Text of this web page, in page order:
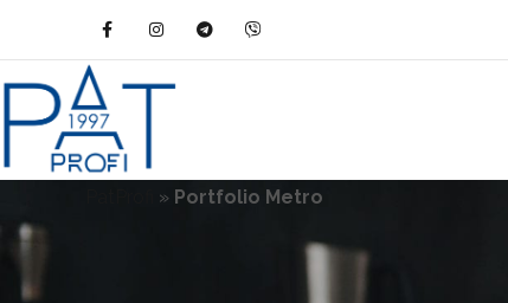
» Portfolio Metro